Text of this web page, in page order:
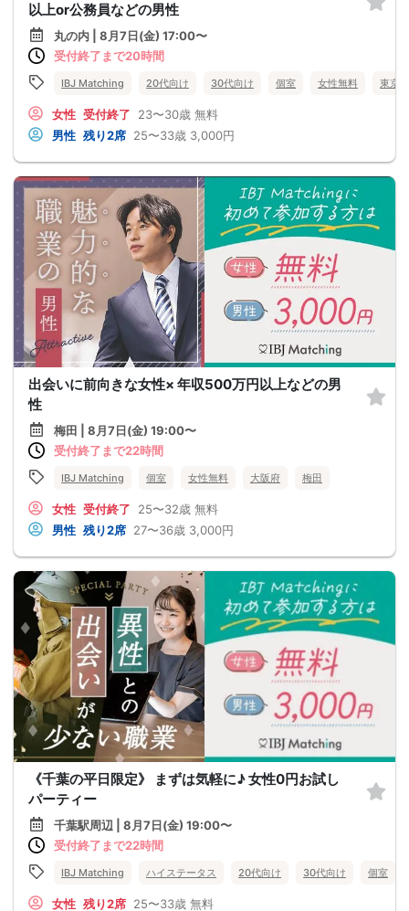
以上or公務員などの男性
丸の内 | 8月7日(金) 17:00〜
受付終了まで20時間
IBJ Matching 20代向け 30代向け 個室 女性無料 東京都
女性 受付終了 23〜30歳 無料
男性 残り2席 25〜33歳 3,000円
出会いに前向きな女性× 年収500万円以上などの男
性
梅田 | 8月7日(金) 19:00〜
受付終了まで22時間
IBJ Matching 個室 女性無料 大阪府 梅田
女性 受付終了 25〜32歳 無料
男性 残り2席 27〜36歳 3,000円
《千葉の平日限定》 まずは気軽に♪ 女性0円お試し
パーティー
千葉駅周辺 | 8月7日(金) 19:00〜
受付終了まで22時間
IBJ Matching ハイステータス 20代向け 30代向け 個室
女性 残り2席 25〜33歳 無料